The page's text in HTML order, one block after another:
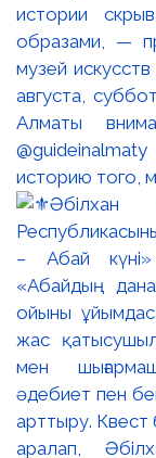
истории
образами, —
музей
августа,
Алматы
историю того,